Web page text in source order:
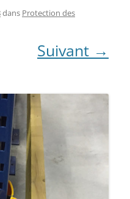
dans Protection des
Suivant →